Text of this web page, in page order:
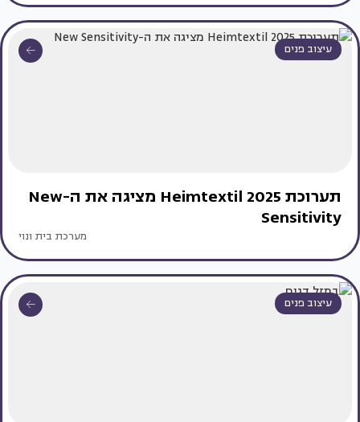
עיצוב פנים
תערוכת Heimtextil 2025 מציגה את ה-New
Sensitivity
מערכת בית ונוי
עיצוב פנים